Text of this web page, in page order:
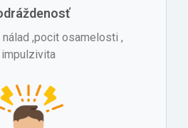
,pocit osamelosti ,
impulzivita